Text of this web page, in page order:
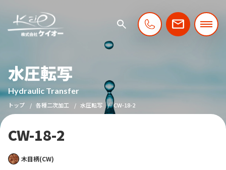
水圧転写
Hydraulic Transfer
トップ 各種二次加工 水圧転写 CW-18-2
CW-18-2
木目柄(CW)